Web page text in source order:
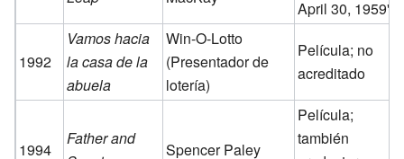
April 30, 1959"
1992
Vamos hacia
la casa de la
abuela
Win-O-Lotto
(Presentador de
lotería)
Película; no
acreditado
1994
Father and
Spencer Paley
Película;
también